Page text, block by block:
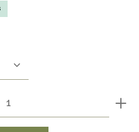
desired amount or use the